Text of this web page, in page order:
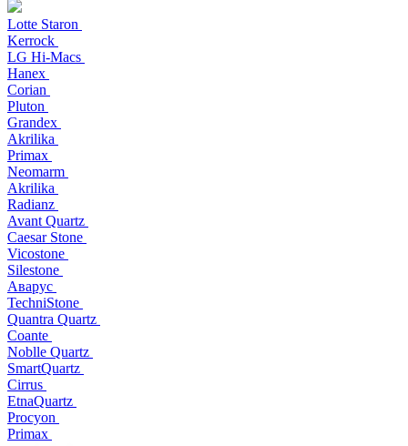
Lotte Staron
Kerrock
LG Hi-Macs
Hanex
Corian
Pluton
Grandex
Akrilika
Primax
Neomarm
Akrilika
Radianz
Avant Quartz
Caesar Stone
Vicostone
Silestone
Аварус
TechniStone
Quantra Quartz
Coante
Noblle Quartz
SmartQuartz
Cirrus
EtnaQuartz
Procyon
Primax